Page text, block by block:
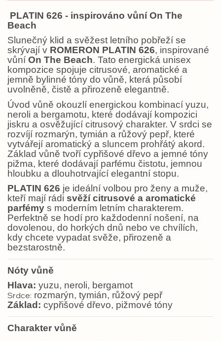
PLATIN 626 - inspirováno vůní On The
Beach
Slunečný klid a svěžest letního pobřeží se
skrývají v ROMERON PLATIN 626, inspirované
vůní On The Beach. Tato energická unisex
kompozice spojuje citrusové, aromatické a
jemně bylinné tóny do vůně, která působí
uvolněně, čistě a přirozeně elegantně.
Úvod vůně okouzlí energickou kombinací yuzu,
neroli a bergamotu, které dodávají kompozici
jiskru a osvěžující citrusový charakter. V srdci se
rozvíjí rozmarýn, tymián a růžový pepř, které
vytvářejí aromatický a sluncem prohřátý akord.
Základ vůně tvoří cypřišové dřevo a jemné tóny
pižma, které dodávají parfému čistotu, jemnou
hloubku a dlouhotrvající elegantní stopu.
PLATIN 626 je ideální volbou pro ženy a muže,
kteří mají rádi svěží citrusové a aromatické
parfémy s moderním letním charakterem.
Perfektně se hodí pro každodenní nošení, na
dovolenou, do horkých dnů nebo ve chvílích,
kdy chcete vypadat svěže, přirozeně a
bezstarostně.
Nóty vůně
Hlava: yuzu, neroli, bergamot
Srdce: rozmarýn, tymián, růžový pepř
Základ: cypřišové dřevo, pižmové tóny
Charakter vůně